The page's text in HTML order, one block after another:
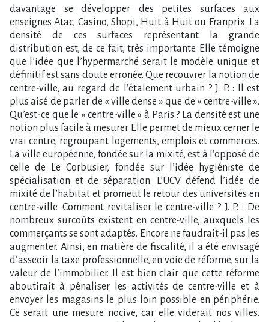
davantage se développer des petites surfaces aux
enseignes Atac, Casino, Shopi, Huit à Huit ou Franprix. La
densité de ces surfaces représentant la grande
distribution est, de ce fait, très importante. Elle témoigne
que l’idée que l’hypermarché serait le modèle unique et
définitif est sans doute erronée. Que recouvrer la notion de
centre-ville, au regard de l’étalement urbain ? J. P. : Il est
plus aisé de parler de « ville dense » que de « centre-ville ».
Qu’est-ce que le « centre-ville » à Paris ? La densité est une
notion plus facile à mesurer. Elle permet de mieux cerner le
vrai centre, regroupant logements, emplois et commerces.
La ville européenne, fondée sur la mixité, est à l’opposé de
celle de Le Corbusier, fondée sur l’idée hygiéniste de
spécialisation et de séparation. L’UCV défend l’idée de
mixité de l’habitat et promeut le retour des universités en
centre-ville. Comment revitaliser le centre-ville ? J. P. : De
nombreux surcoûts existent en centre-ville, auxquels les
commerçants se sont adaptés. Encore ne faudrait-il pas les
augmenter. Ainsi, en matière de fiscalité, il a été envisagé
d’asseoir la taxe professionnelle, en voie de réforme, sur la
valeur de l’immobilier. Il est bien clair que cette réforme
aboutirait à pénaliser les activités de centre-ville et à
envoyer les magasins le plus loin possible en périphérie.
Ce serait une mesure nocive, car elle viderait nos villes.